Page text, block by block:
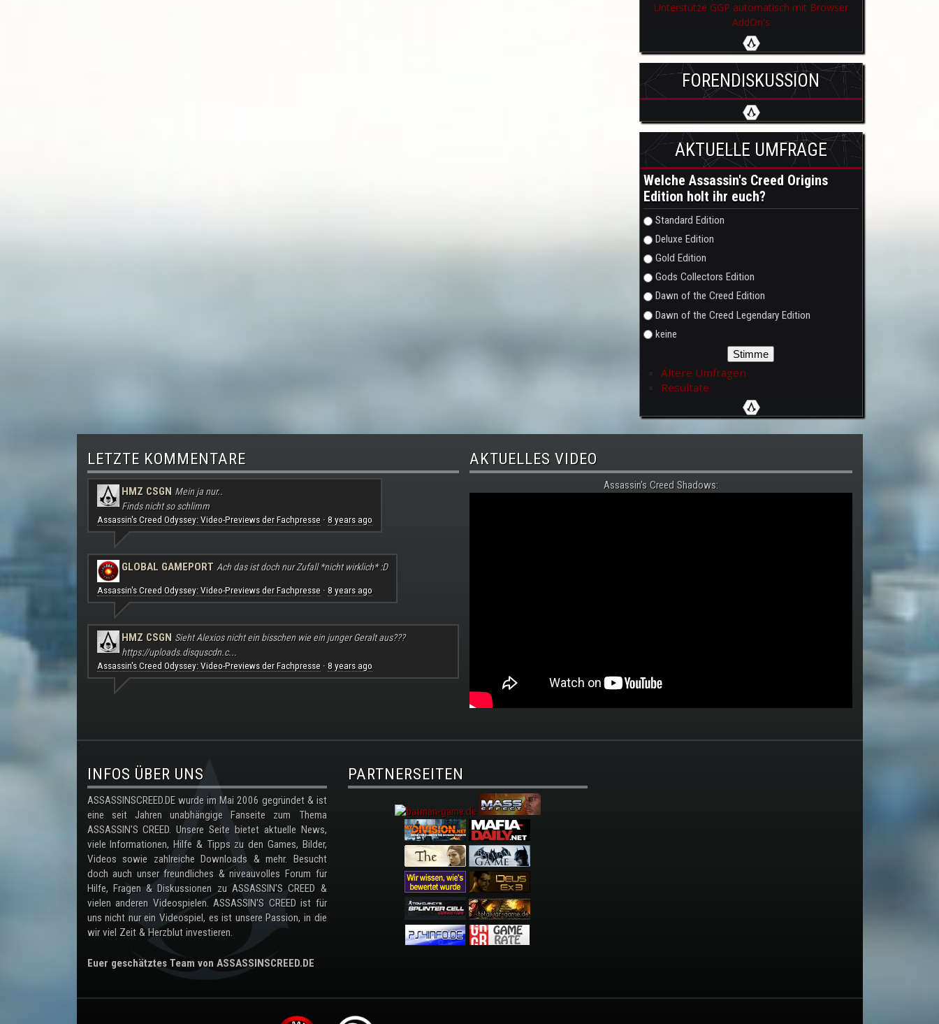
Unterstütze GGP automatisch mit Browser
AddOn's
FORENDISKUSSION
AKTUELLE UMFRAGE
Welche Assassin's Creed Origins
Edition holt ihr euch?
Auswahlmöglichkeiten
Standard Edition
Deluxe Edition
Gold Edition
Gods Collectors Edition
Dawn of the Creed Edition
Dawn of the Creed Legendary Edition
keine
Ältere Umfragen
Resultate
LETZTE KOMMENTARE
HMZ CSGN Mein ja nur..
Finds nicht so schlimm
Assassin's Creed Odyssey: Video-Previews der Fachpresse· 8 years ago
GLOBAL GAMEPORT Ach das ist doch nur Zufall *nicht wirklich* :D
Assassin's Creed Odyssey: Video-Previews der Fachpresse· 8 years ago
HMZ CSGN Sieht Alexios nicht ein bisschen wie ein junger Geralt aus???
https://uploads.disquscdn.c...
Assassin's Creed Odyssey: Video-Previews der Fachpresse· 8 years ago
AKTUELLES VIDEO
Assassin's Creed Shadows:
.
INFOS ÜBER UNS
ASSASSINSCREED.DE wurde im Mai 2006 gegründet & ist
eine seit Jahren unabhängige Fanseite zum Thema
ASSASSIN'S CREED. Unsere Seite bietet aktuelle News,
viele Informationen, Hilfe & Tipps zu den Games, Bilder,
Videos sowie zahlreiche Downloads & mehr. Besucht
doch auch unser freundliches & niveauvolles Forum für
Hilfe, Fragen & Diskussionen zu ASSASSIN'S CREED &
vielen anderen Videospielen. ASSASSIN'S CREED ist für
uns nicht nur ein Videospiel, es ist unsere Passion, in die
wir viel Zeit & Herzblut investieren.
Euer geschätztes Team von ASSASSINSCREED.DE
PARTNERSEITEN